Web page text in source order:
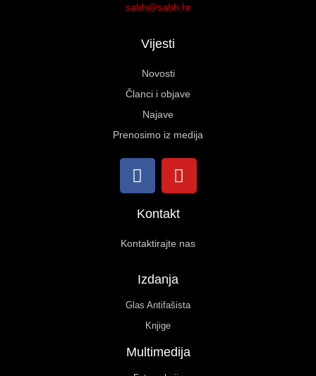
sabh@sabh.hr
Vijesti
Novosti
Članci i objave
Najave
Prenosimo iz medija
Kontakt
Kontaktirajte nas
Izdanja
Glas Antifašista
Knjige
Multimedija